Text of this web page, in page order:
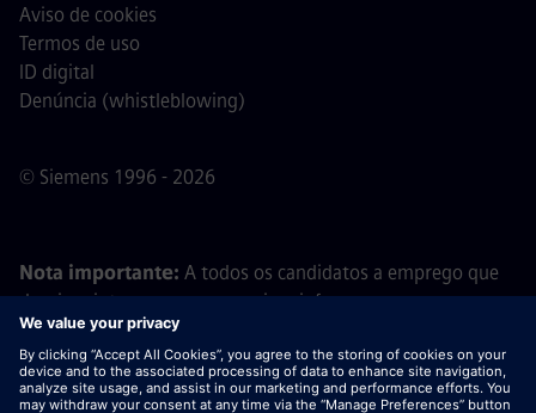
© Siemens 1996 - 2026
Aviso de cookies
Termos de uso
ID digital
Denúncia (whistleblowing)
Nota importante: A todos os candidatos a emprego que
desejem integrar a nossa equipa, informamos que a
Siemens não solicita o pagamento de quaisquer taxas
antes, durante ou após o processo de candidatura. Não
pedimos dados bancários ou informações financeiras